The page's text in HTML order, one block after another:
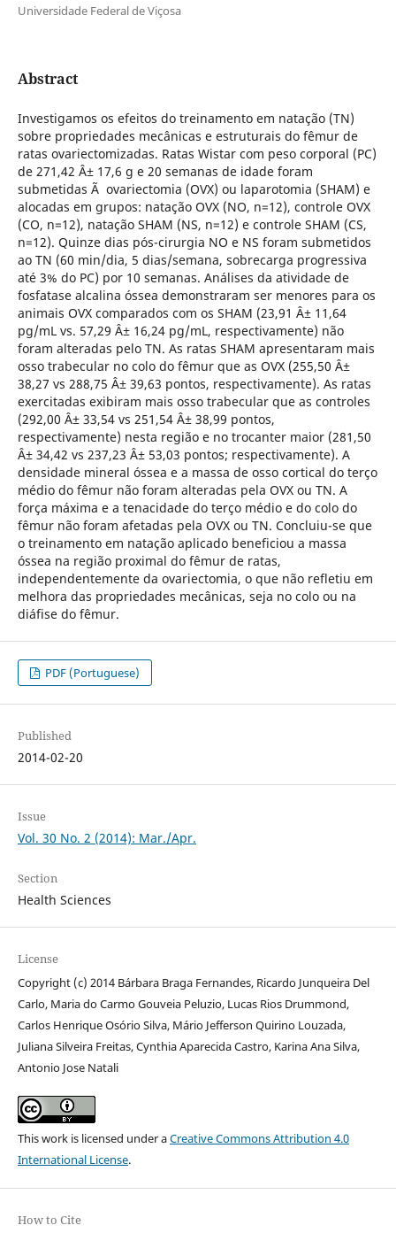
Universidade Federal de Viçosa
Abstract
Investigamos os efeitos do treinamento em natação (TN)
sobre propriedades mecânicas e estruturais do fêmur de
ratas ovariectomizadas. Ratas Wistar com peso corporal (PC)
de 271,42 Â± 17,6 g e 20 semanas de idade foram
submetidas Ã ovariectomia (OVX) ou laparotomia (SHAM) e
alocadas em grupos: natação OVX (NO, n=12), controle OVX
(CO, n=12), natação SHAM (NS, n=12) e controle SHAM (CS,
n=12). Quinze dias pós-cirurgia NO e NS foram submetidos
ao TN (60 min/dia, 5 dias/semana, sobrecarga progressiva
até 3% do PC) por 10 semanas. Análises da atividade de
fosfatase alcalina óssea demonstraram ser menores para os
animais OVX comparados com os SHAM (23,91 Â± 11,64
pg/mL vs. 57,29 Â± 16,24 pg/mL, respectivamente) não
foram alteradas pelo TN. As ratas SHAM apresentaram mais
osso trabecular no colo do fêmur que as OVX (255,50 Â±
38,27 vs 288,75 Â± 39,63 pontos, respectivamente). As ratas
exercitadas exibiram mais osso trabecular que as controles
(292,00 Â± 33,54 vs 251,54 Â± 38,99 pontos,
respectivamente) nesta região e no trocanter maior (281,50
Â± 34,42 vs 237,23 Â± 53,03 pontos; respectivamente). A
densidade mineral óssea e a massa de osso cortical do terço
médio do fêmur não foram alteradas pela OVX ou TN. A
força máxima e a tenacidade do terço médio e do colo do
fêmur não foram afetadas pela OVX ou TN. Concluiu-se que
o treinamento em natação aplicado beneficiou a massa
óssea na região proximal do fêmur de ratas,
independentemente da ovariectomia, o que não refletiu em
melhora das propriedades mecânicas, seja no colo ou na
diáfise do fêmur.
PDF (Portuguese)
Published
2014-02-20
Issue
Vol. 30 No. 2 (2014): Mar./Apr.
Section
Health Sciences
License
Copyright (c) 2014 Bárbara Braga Fernandes, Ricardo Junqueira Del
Carlo, Maria do Carmo Gouveia Peluzio, Lucas Rios Drummond,
Carlos Henrique Osório Silva, Mário Jefferson Quirino Louzada,
Juliana Silveira Freitas, Cynthia Aparecida Castro, Karina Ana Silva,
Antonio Jose Natali
This work is licensed under aCreative Commons Attribution 4.0
International License.
How to Cite